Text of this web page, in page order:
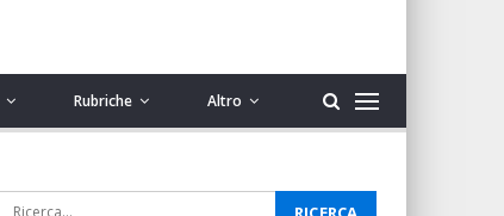
Rubriche Altro